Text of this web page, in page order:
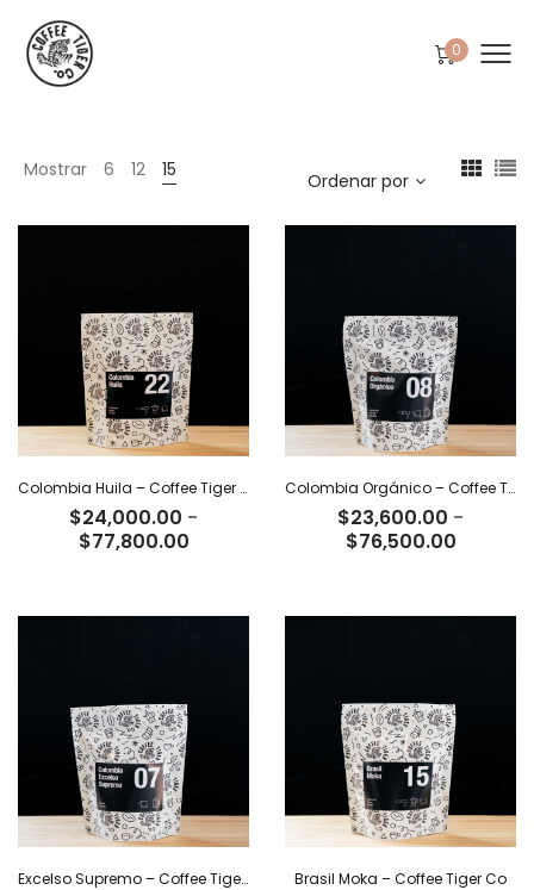
0
Mostrar 6 12 15 Ordenar por
Colombia Huila – Coffee Tiger Co
$24,000.00 -
$77,800.00Rango
desde
Colombia Orgánico – Coffee Tiger Co
$23,600.00 -
$76,500.00Rango
desde
Excelso Supremo – Coffee Tiger Co Brasil Moka – Coffee Tiger Co